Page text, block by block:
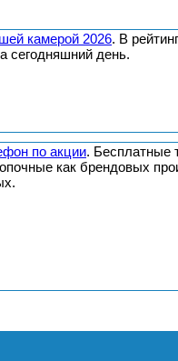
камерой 2026. В
сегодняшний день.
по акции. Бесплатные
как брендовых